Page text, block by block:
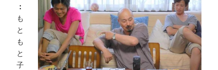
：
も
と
も
と
子